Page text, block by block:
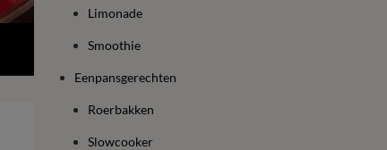
Limonade
Smoothie
Eenpansgerechten
Roerbakken
Slowcooker